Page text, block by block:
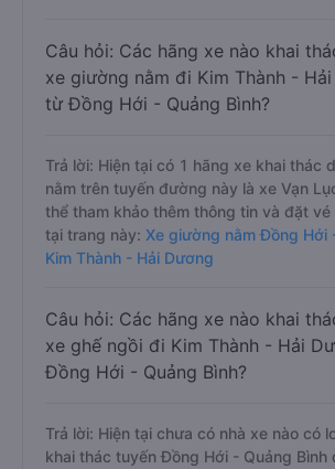
Câu hỏi: Các hãng xe nào khai
xe giường nằm đi Kim Thành -
từ Đồng Hới - Quảng Bình?
Trả lời: Hiện tại có 1 hãng xe khai thác
nằm trên tuyến đường này là xe Vạn
thể tham khảo thêm thông tin và đặt vé
tại trang này: Xe giường nằm Đồng Hới
Kim Thành - Hải Dương
Câu hỏi: Các hãng xe nào khai
xe ghế ngồi đi Kim Thành - Hải
Đồng Hới - Quảng Bình?
Trả lời: Hiện tại chưa có nhà xe nào có
khai thác tuyến Đồng Hới - Quảng Bình